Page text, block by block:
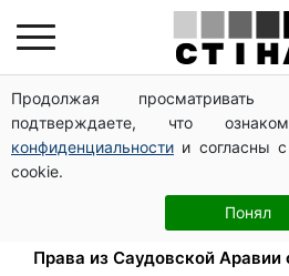
Продолжая просматривать
подтверждаете, что
конфиденциальности и согласны
cookie.
Понял
Тарифы на воду взлетели до
может достичь 15 грн:
августе
Субсидии отменят, льготы на
аннулируют: ПФУ проверяет
Права из Саудовской Аравии